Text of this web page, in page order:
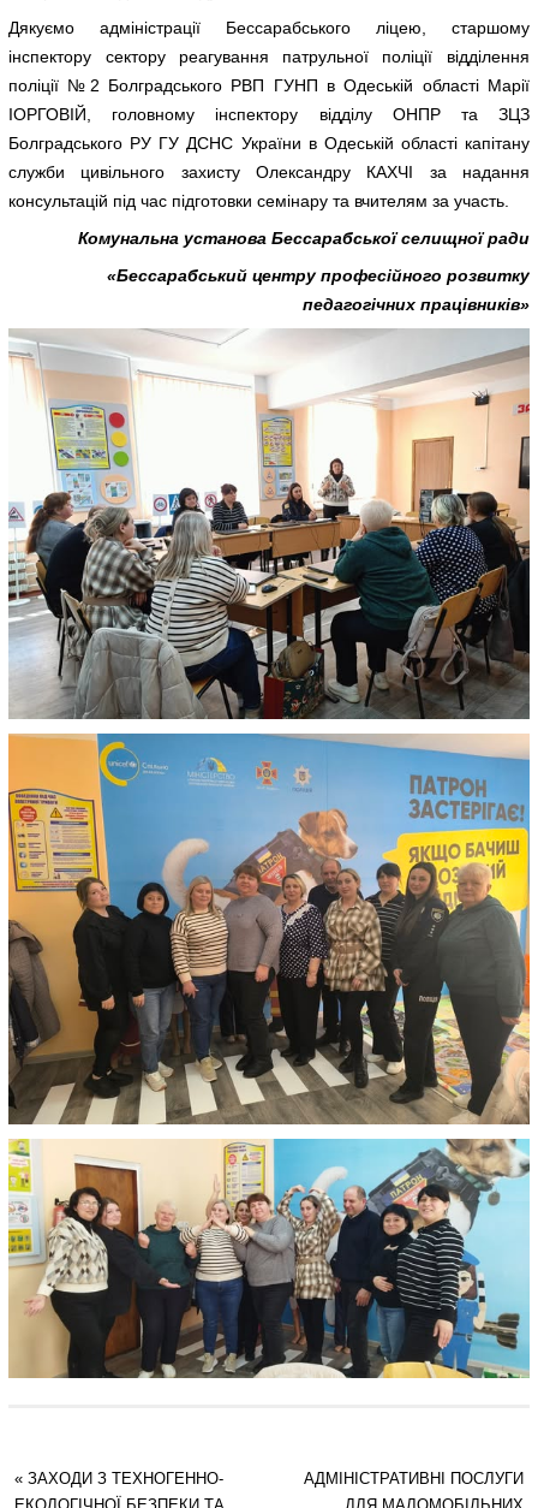
Дякуємо адміністрації Бессарабського ліцею, старшому
інспектору сектору реагування патрульної поліції відділення
поліції №2 Болградського РВП ГУНП в Одеській області Марії
ІОРГОВІЙ, головному інспектору відділу ОНПР та ЗЦЗ
Болградського РУ ГУ ДСНС України в Одеській області капітану
служби цивільного захисту Олександру КАХЧІ за надання
консультацій під час підготовки семінару та вчителям за участь.
Комунальна установа Бессарабської селищної ради
«Бессарабський центру професійного розвитку
педагогічних працівників»
«ЗАХОДИ З ТЕХНОГЕННО-
АДМІНІСТРАТИВНІ ПОСЛУГИ